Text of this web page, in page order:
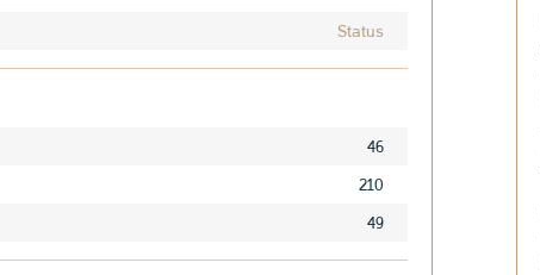
Status
46
210
49